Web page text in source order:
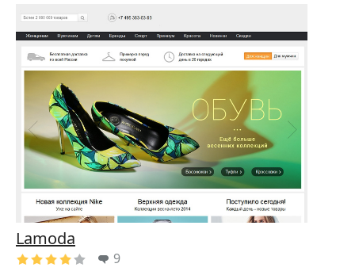
Lamoda
9